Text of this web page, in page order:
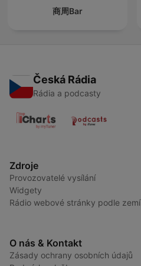
商周Bar
Česká Rádia
Rádia a podcasty
Zdroje
Provozovatelé vysílání
Widgety
Rádio webové stránky podle zemí
O nás & Kontakt
Zásady ochrany osobních údajů